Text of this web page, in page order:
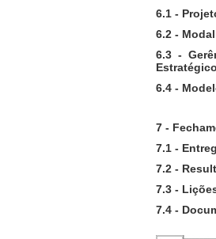
6.1 -
6.2 -
6.3 -
6.4 -
7 -
7.1 -
7.2 -
7.3 -
7.4 -